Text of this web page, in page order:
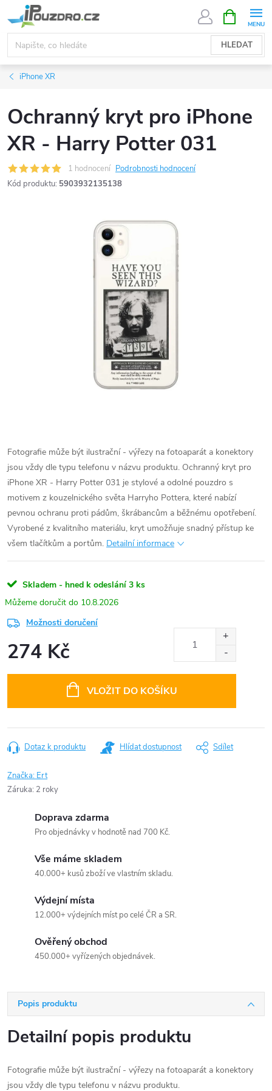
na
obsah
HLEDAT
NÁKUPNÍ
KOŠÍK
iPhone XR
Ochranný kryt pro iPhone
XR - Harry Potter 031
1 hodnocení Podrobnosti hodnocení
Kód produktu: 5903932135138
Fotografie může být ilustrační - výřezy na fotoaparát a konektory
jsou vždy dle typu telefonu v názvu produktu. Ochranný kryt pro
iPhone XR - Harry Potter 031 je stylové a odolné pouzdro s
motivem z kouzelnického světa Harryho Pottera, které nabízí
pevnou ochranu proti pádům, škrábancům a běžnému opotřebení.
Vyrobené z kvalitního materiálu, kryt umožňuje snadný přístup ke
všem tlačítkům a portům. Detailní informace
Skladem - hned k odeslání 3 ks
10.8.2026
Možnosti doručení
274 Kč
VLOŽIT DO KOŠÍKU
Dotaz k produktu Hlídat dostupnost Sdílet
Značka: Ert
Záruka: 2 roky
Doprava zdarma
Pro objednávky v hodnotě nad 700 Kč.
Vše máme skladem
40.000+ kusů zboží ve vlastním skladu.
Výdejní místa
12.000+ výdejních míst po celé ČR a SR.
Ověřený obchod
450.000+ vyřízených objednávek.
Popis produktu
Detailní popis produktu
Fotografie může být ilustrační - výřezy na fotoaparát a konektory
jsou vždy dle typu telefonu v názvu produktu.